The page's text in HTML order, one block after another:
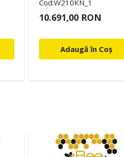
Cod:W210KN_1
10.691,00 RON
Adaugă în Coș